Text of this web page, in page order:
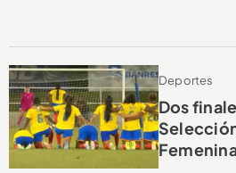
Deportes
Dos